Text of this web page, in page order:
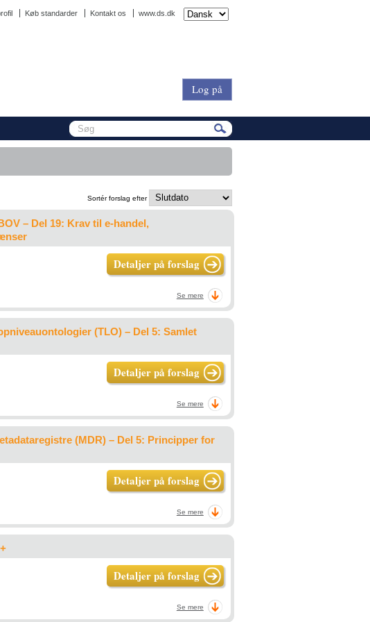
Køb standarder Kontakt os www.ds.dk
Log på
Sortér forslag efter
– Del 19: Krav til e-handel,
Detaljer på forslag
Se mere
(TLO) – Del 5: Samlet
Detaljer på forslag
Se mere
(MDR) – Del 5: Principper for
Detaljer på forslag
Se mere
Detaljer på forslag
Se mere